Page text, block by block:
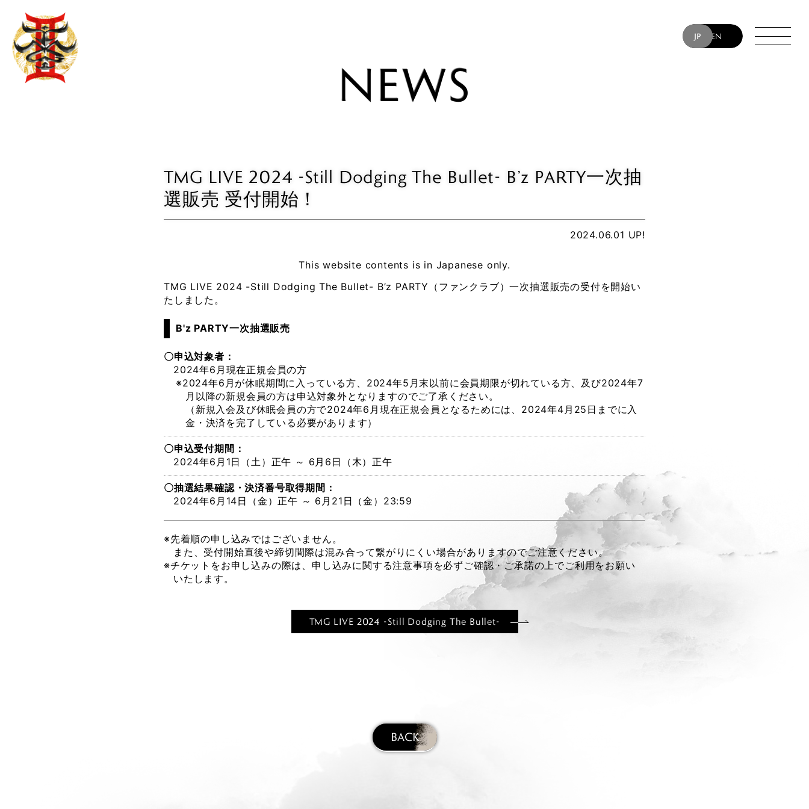
EN
NEWS
TMG LIVE 2024 -Still Dodging The Bullet- B’z PARTY一次抽
選販売 受付開始！
2024.06.01 UP!
This website contents is in Japanese only.
TMG LIVE 2024 -Still Dodging The Bullet- B’z PARTY（ファンクラブ）一次抽選販売の受付を開始い
たしました。
B'z PARTY一次抽選販売
〇申込対象者：
2024年6月現在正規会員の方
※2024年6月が休眠期間に入っている方、2024年5月末以前に会員期限が切れている方、及び2024年7
月以降の新規会員の方は申込対象外となりますのでご了承ください。
（新規入会及び休眠会員の方で2024年6月現在正規会員となるためには、2024年4月25日までに入
金・決済を完了している必要があります）
〇申込受付期間：
2024年6月1日（土）正午 ～ 6月6日（木）正午
〇抽選結果確認・決済番号取得期間：
2024年6月14日（金）正午 ～ 6月21日（金）23:59
※先着順の申し込みではございません。
また、受付開始直後や締切間際は混み合って繋がりにくい場合がありますのでご注意ください。
※チケットをお申し込みの際は、申し込みに関する注意事項を必ずご確認・ご承諾の上でご利用をお願い
いたします。
TMG LIVE 2024 -Still Dodging The Bullet-
BACK